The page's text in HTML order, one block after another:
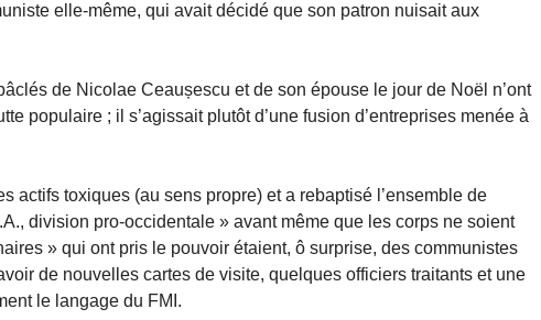
elle-même, qui avait décidé que son patron nuisait aux
de Nicolae Ceaușescu et de son épouse le jour de Noël n’ont
populaire ; il s’agissait plutôt d’une fusion d’entreprises menée à
actifs toxiques (au sens propre) et a rebaptisé l’ensemble de
division pro-occidentale » avant même que les corps ne soient
» qui ont pris le pouvoir étaient, ô surprise, des communistes
de nouvelles cartes de visite, quelques officiers traitants et une
le langage du FMI.